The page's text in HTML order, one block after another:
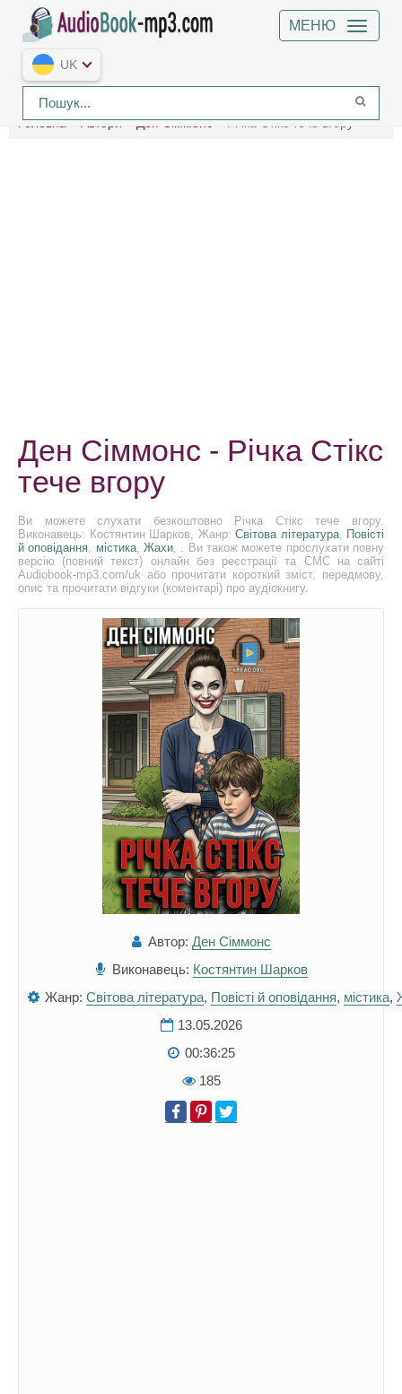
МЕНЮ
UK
Головна Автори Ден Сіммонс Річка Стікс тече вгору
Ден Сіммонс - Річка Стікс
тече вгору
Ви можете слухати безкоштовно Річка Стікс тече вгору.
Виконавець: Костянтин Шарков, Жанр: Світова література, Повісті
й оповідання, містика,Жахи, . Ви також можете прослухати повну
версію (повний текст) онлайн без реєстрації та СМС на сайті
Audiobook-mp3.com/uk або прочитати короткий зміст, передмову,
опис та прочитати відгуки (коментарі) про аудіокнигу.
Автор: Ден Сіммонс
Виконавець: Костянтин Шарков
Жанр: Світова література, Повісті й оповідання, містика,
13.05.2026
00:36:25
185